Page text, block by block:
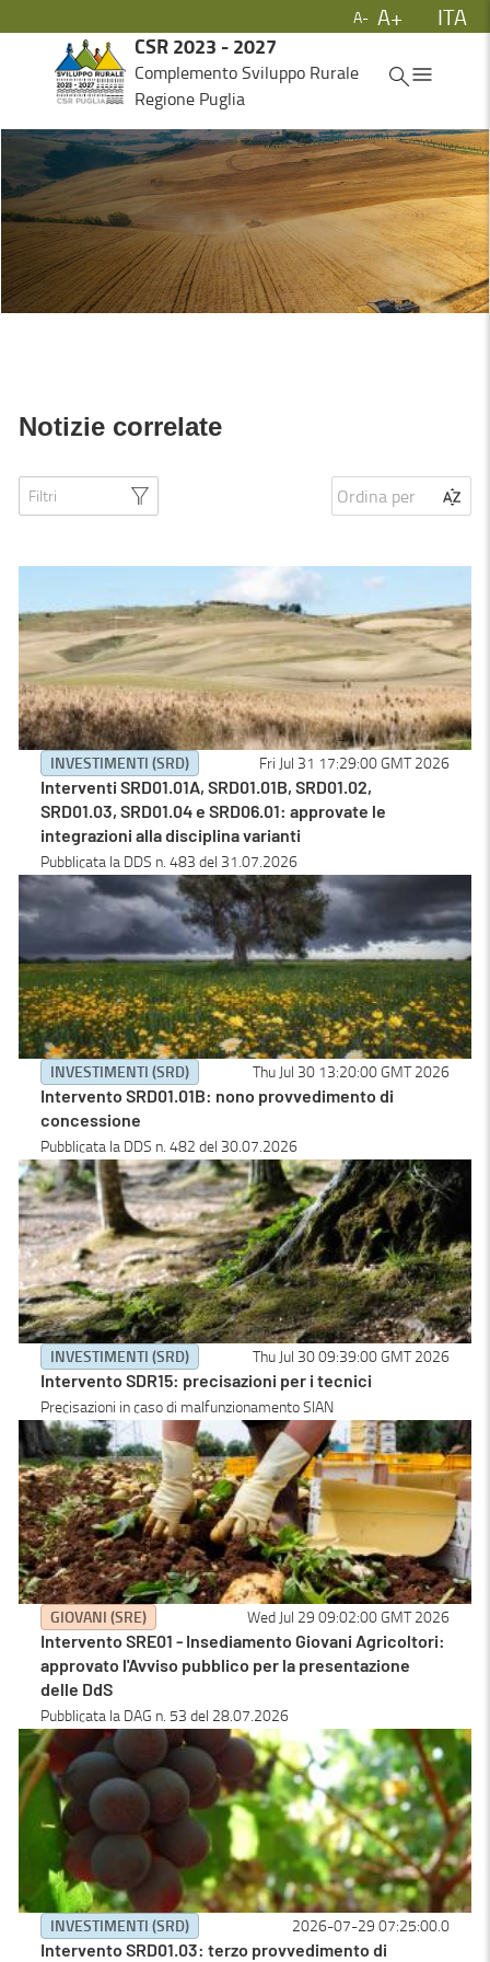
A- A+
ITA
CSR 2023 - 2027
Complemento Sviluppo Rurale
Regione Puglia
Notizie correlate
Filtri Ordina per
INVESTIMENTI (SRD) Fri Jul 31 17:29:00 GMT 2026
Interventi SRD01.01A, SRD01.01B, SRD01.02,
SRD01.03, SRD01.04 e SRD06.01: approvate le
integrazioni alla disciplina varianti
Pubblicata la DDS n. 483 del 31.07.2026
INVESTIMENTI (SRD) Thu Jul 30 13:20:00 GMT 2026
Intervento SRD01.01B: nono provvedimento di
concessione
Pubblicata la DDS n. 482 del 30.07.2026
INVESTIMENTI (SRD) Thu Jul 30 09:39:00 GMT 2026
Intervento SDR15: precisazioni per i tecnici
Precisazioni in caso di malfunzionamento SIAN
GIOVANI (SRE) Wed Jul 29 09:02:00 GMT 2026
Intervento SRE01 - Insediamento Giovani Agricoltori:
approvato l'Avviso pubblico per la presentazione
delle DdS
Pubblicata la DAG n. 53 del 28.07.2026
INVESTIMENTI (SRD) 2026-07-29 07:25:00.0
Intervento SRD01.03: terzo provvedimento di